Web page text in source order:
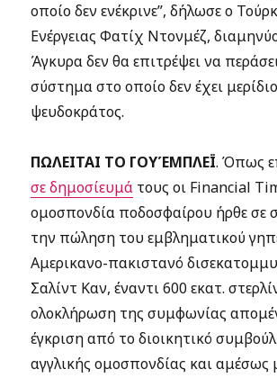
οποίο δεν ενέκρινε”, δήλωσε ο
Ενέργειας Φατίχ Ντονμέζ,
Άγκυρα δεν θα επιτρέψει να
σύστημα στο οποίο δεν έχει
ψευδοκράτος.
ΠΩΛΕΙΤΑΙ ΤΟ ΓΟΥΈΜΠΛΕΪ. Όπως
σε δημοσίευμά τους οι Financial
ομοσπονδία ποδοσφαίρου ήρθε σε
την πώληση του εμβληματικού
Αμερικανο-πακιστανό
Σαλίντ Καν, έναντι 600 εκατ.
ολοκλήρωση της συμφωνίας
έγκριση από το διοικητικό
αγγλικής ομοσπονδίας και